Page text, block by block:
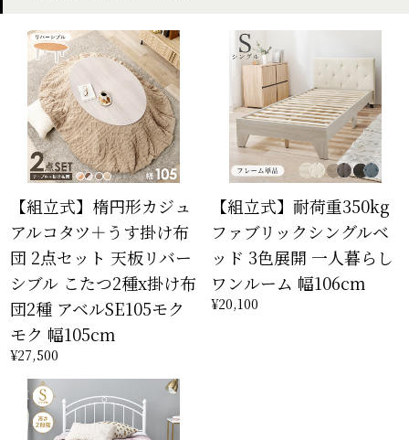
【組立式】楕円形カジュ
アルコタツ＋うす掛け布
団 2点セット 天板リバー
シブル こたつ2種x掛け布
団2種 アベルSE105モク
モク 幅105cm
¥27,500
【組立式】耐荷重350kg
ファブリックシングルベ
ッド 3色展開 一人暮らし
ワンルーム 幅106cm
¥20,100